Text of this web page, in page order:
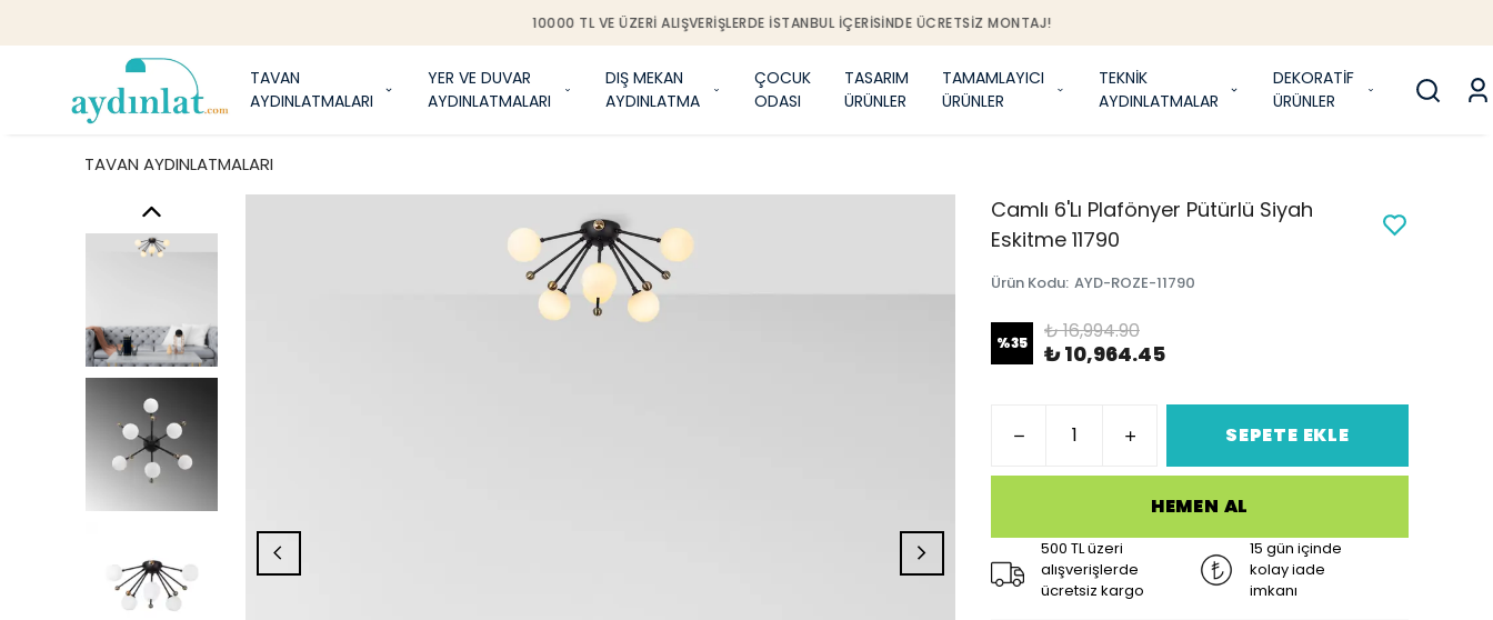
10000 TL VE ÜZERI ALIŞVERIŞLERDE İSTANBUL IÇERISINDE ÜCRETSIZ MONTAJ!
TAVAN
AYDINLATMALARI
YER VE DUVAR
AYDINLATMALARI
DIŞ MEKAN
AYDINLATMA
ÇOCUK
ODASI
TASARIM
ÜRÜNLER
TAMAMLAYICI
ÜRÜNLER
TEKNİK
AYDINLATMALAR
DEKORATİF
ÜRÜNLER
TAVAN AYDINLATMALARI
Camlı 6'Lı Plafönyer Pütürlü Siyah
Eskitme 11790
Ürün Kodu: AYD-ROZE-11790
%35 ₺ 16,994.90
₺ 10,964.45
SEPETE EKLE
HEMEN AL
500 TL üzeri
alışverişlerde
ücretsiz kargo
15 gün içinde
kolay iade
imkanı